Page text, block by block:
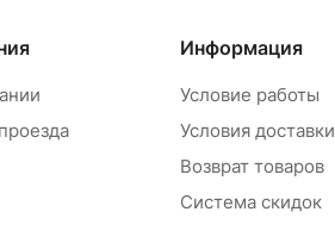
Информация
Условие работы
Условия доставки
Возврат товаров
Система скидок